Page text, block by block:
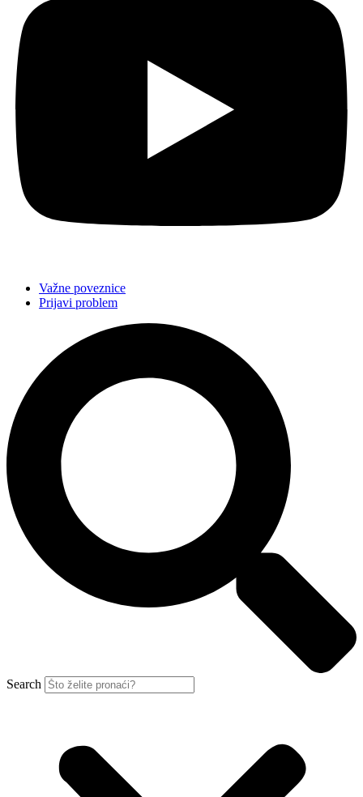
Važne poveznice
Prijavi problem
Search